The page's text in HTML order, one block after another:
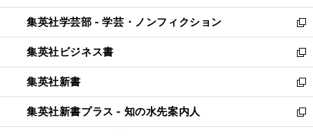
開
く
ウ
で
開
く
ン
ド
ウ
で
開
く
ウ
ィ
ン
ド
ウ
で
開
く
集英社学芸部 - 学芸・ノンフィクション
新
し
い
ウ
ィ
ン
ド
ウ
集英社ビジネス書
新
し
い
ウ
ィ
ン
集英社新書
新
し
い
ウ
集英社新書プラス - 知の水先案内人
新
し